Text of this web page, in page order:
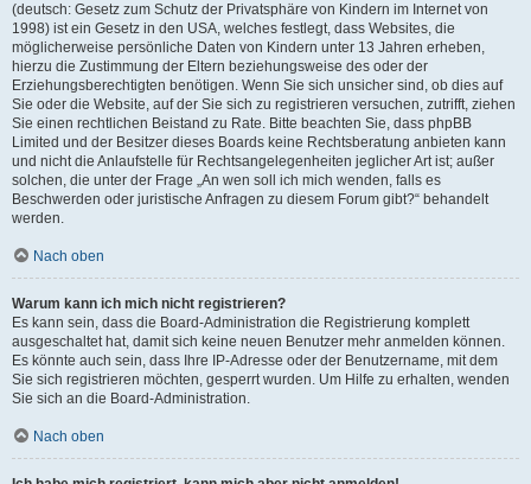
(deutsch: Gesetz zum Schutz der Privatsphäre von Kindern im Internet von
1998) ist ein Gesetz in den USA, welches festlegt, dass Websites, die
möglicherweise persönliche Daten von Kindern unter 13 Jahren erheben,
hierzu die Zustimmung der Eltern beziehungsweise des oder der
Erziehungsberechtigten benötigen. Wenn Sie sich unsicher sind, ob dies auf
Sie oder die Website, auf der Sie sich zu registrieren versuchen, zutrifft, ziehen
Sie einen rechtlichen Beistand zu Rate. Bitte beachten Sie, dass phpBB
Limited und der Besitzer dieses Boards keine Rechtsberatung anbieten kann
und nicht die Anlaufstelle für Rechtsangelegenheiten jeglicher Art ist; außer
solchen, die unter der Frage „An wen soll ich mich wenden, falls es
Beschwerden oder juristische Anfragen zu diesem Forum gibt?“ behandelt
werden.
Nach oben
Warum kann ich mich nicht registrieren?
Es kann sein, dass die Board-Administration die Registrierung komplett
ausgeschaltet hat, damit sich keine neuen Benutzer mehr anmelden können.
Es könnte auch sein, dass Ihre IP-Adresse oder der Benutzername, mit dem
Sie sich registrieren möchten, gesperrt wurden. Um Hilfe zu erhalten, wenden
Sie sich an die Board-Administration.
Nach oben